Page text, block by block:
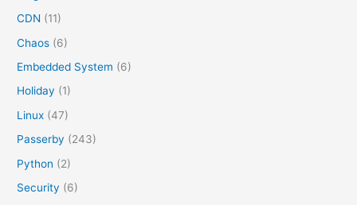
CDN (11)
Chaos (6)
Embedded System (6)
Holiday (1)
Linux (47)
Passerby (243)
Python (2)
Security (6)